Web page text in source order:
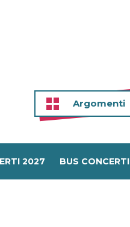
Argomenti
2027 BUS CONCERTI